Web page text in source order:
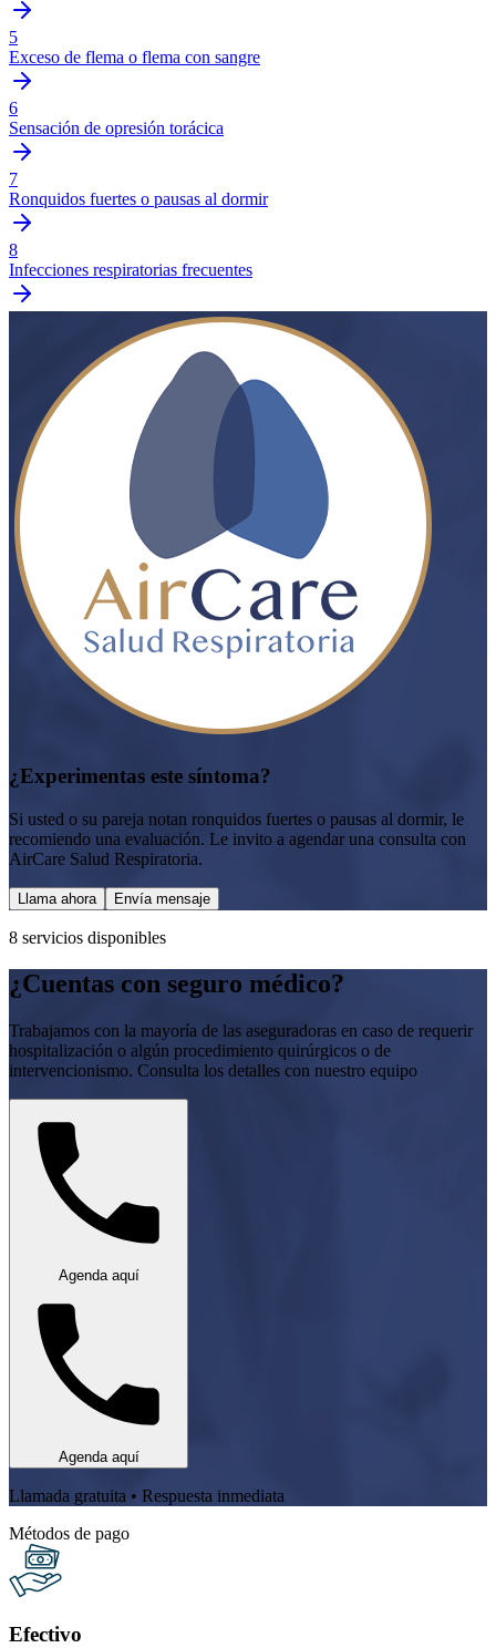
5
Exceso de flema o flema con sangre
6
Sensación de opresión torácica
7
Ronquidos fuertes o pausas al dormir
8
Infecciones respiratorias frecuentes
¿Experimentas este síntoma?
Si usted o su pareja notan ronquidos fuertes o pausas al dormir, le
recomiendo una evaluación. Le invito a agendar una consulta con
AirCare Salud Respiratoria.
Llama ahora Envía mensaje
8 servicios disponibles
¿Cuentas con seguro médico?
Trabajamos con la mayoría de las aseguradoras en caso de requerir
hospitalización o algún procedimiento quirúrgicos o de
intervencionismo. Consulta los detalles con nuestro equipo
Agenda aquí
Agenda aquí
Llamada gratuita • Respuesta inmediata
Métodos de pago
Efectivo